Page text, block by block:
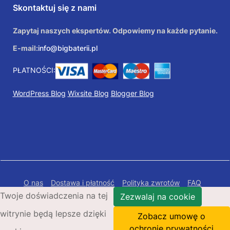
Skontaktuj się z nami
Zapytaj naszych ekspertów. Odpowiemy na każde pytanie.
E-mail:info@bigbaterii.pl
PŁATNOŚCI:
WordPress Blog Wixsite Blog Blogger Blog
O nas Dostawa i płatność Polityka zwrotów
FAQ
Polityka prywatności
Mapa Strony
Copyright © 2026 Bigbaterii.pl. Wszelkie prawa
zastrzeżone.
Twoje doświadczenia na tej
witrynie będą lepsze dzięki
Zezwalaj na cookie
Zobacz umowę o